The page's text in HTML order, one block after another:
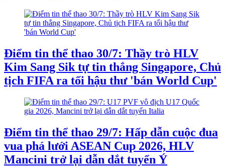
Điểm tin thể thao 30/7: Thầy trò HLV
Kim Sang Sik tự tin thắng Singapore, Chủ
tịch FIFA ra tối hậu thư 'bán World Cup'
Điểm tin thể thao 29/7: Hấp dẫn cuộc đua
vua phá lưới ASEAN Cup 2026, HLV
Mancini trở lại dẫn dắt tuyển Ý